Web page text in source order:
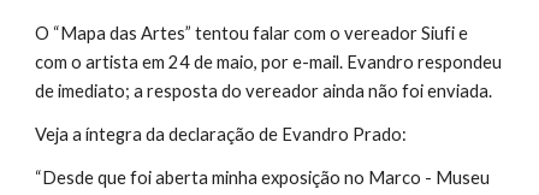
O “Mapa das Artes” tentou falar com o vereador Siufi e
com o artista em 24 de maio, por e-mail. Evandro respondeu
de imediato; a resposta do vereador ainda não foi enviada.
Veja a íntegra da declaração de Evandro Prado:
“Desde que foi aberta minha exposição no Marco - Museu